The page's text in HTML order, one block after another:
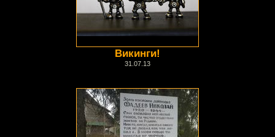
Викинги!
31.07.13